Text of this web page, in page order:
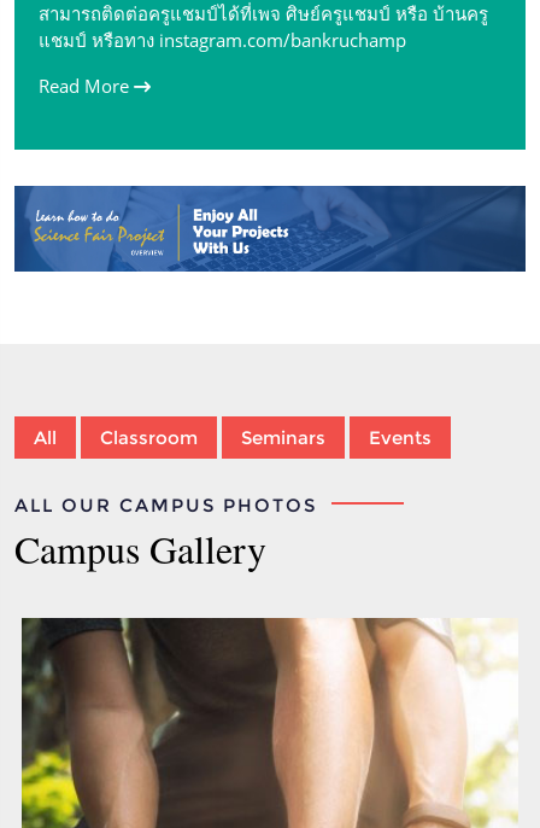
สามารถติดต่อครูแชมป์ได้ที่เพจ ศิษย์ครูแชมป์ หรือ บ้านครู
แชมป์ หรือทาง instagram.com/bankruchamp
Read More
All Classroom Seminars Events
ALL OUR CAMPUS PHOTOS
Campus Gallery